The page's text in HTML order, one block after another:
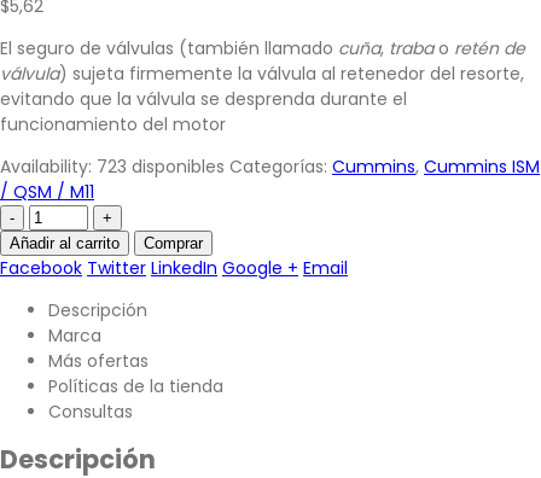
$5,62
El seguro de válvulas (también llamado cuña, trabao retén de
válvula) sujeta firmemente la válvula al retenedor del resorte,
evitando que la válvula se desprenda durante el
funcionamiento del motor
Availability: 723 disponibles Categorías: Cummins, Cummins ISM
/ QSM / M11
-
+
Añadir al carrito
Comprar
Facebook Twitter LinkedIn Google + Email
Descripción
Marca
Más ofertas
Políticas de la tienda
Consultas
Descripción